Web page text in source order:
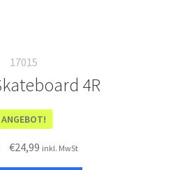
17015
4R
ANGEBOT!
Ursprünglicher
Preis
€24,99Aktueller
Preis
inkl. MwSt